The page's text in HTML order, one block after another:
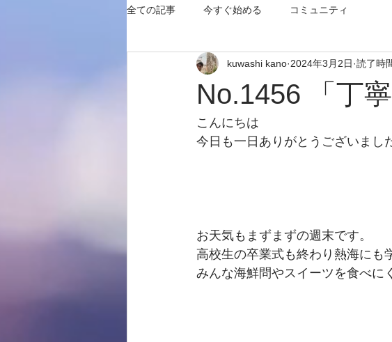
全ての記事 今すぐ始める コミュニティ
No.1456 「丁
kuwashi kano 2024年3月2日 読了時
こんにちは
今日も一日ありがとうございまし
お天気もまずまずの週末です。
高校生の卒業式も終わり熱海にも
みんな海鮮問やスイーツを食べに